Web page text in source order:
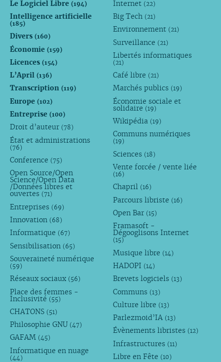
Le Logiciel Libre (194)
Intelligence artificielle
(185)
Divers (160)
Économie (159)
Licences (154)
L’April (136)
Transcription (119)
Europe (102)
Entreprise (100)
Droit d’auteur (78)
État et administrations
(76)
Conference (75)
Open Source/Open
Science/Open Data
/Données libres et
ouvertes (71)
Entreprises (69)
Innovation (68)
Informatique (67)
Sensibilisation (65)
Souveraineté numérique
(59)
Réseaux sociaux (56)
Place des femmes -
Inclusivité (55)
CHATONS (51)
Philosophie GNU (47)
GAFAM (45)
Informatique en nuage
(44)
Internet (22)
Big Tech (21)
Environnement (21)
Surveillance (21)
Libertés informatiques
(21)
Café libre (21)
Marchés publics (19)
Économie sociale et
solidaire (19)
Wikipédia (19)
Communs numériques
(19)
Sciences (18)
Vente forcée / vente liée
(16)
Chapril (16)
Parcours libriste (16)
Open Bar (15)
Framasoft -
Dégooglisons Internet
(15)
Musique libre (14)
HADOPI (14)
Brevets logiciels (13)
Communs (13)
Culture libre (13)
Parlezmoid’IA (13)
Évènements libristes (12)
Infrastructures (11)
Libre en Fête (10)